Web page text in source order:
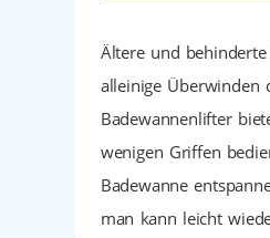
Ältere und
alleinige Überwinden
Badewannenlifter
wenigen Griffen
Badewanne
man kann leicht